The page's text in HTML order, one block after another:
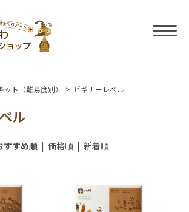
ット（難易度別） > ビギナーレベル
ル
すすめ順| 価格順| 新着順